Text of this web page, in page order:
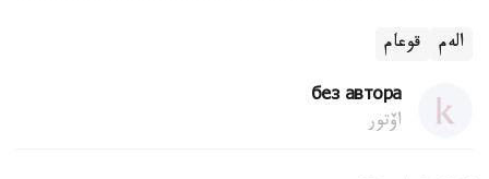
الەم قوعام
без автора
اۆتور